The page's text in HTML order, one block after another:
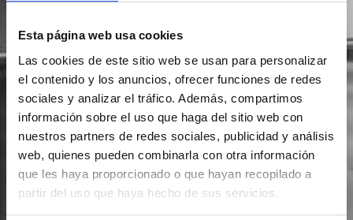
Esta página web usa cookies
Las cookies de este sitio web se usan para personalizar
el contenido y los anuncios, ofrecer funciones de redes
sociales y analizar el tráfico. Además, compartimos
información sobre el uso que haga del sitio web con
nuestros partners de redes sociales, publicidad y análisis
web, quienes pueden combinarla con otra información
que les haya proporcionado o que hayan recopilado a
partir del uso que haya hecho de sus servicios.